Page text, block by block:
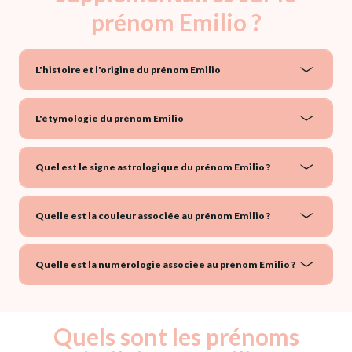
prénom Emilio ?
L'histoire et l'origine du prénom Emilio
L'étymologie du prénom Emilio
Quel est le signe astrologique du prénom Emilio ?
Quelle est la couleur associée au prénom Emilio ?
Quelle est la numérologie associée au prénom Emilio ?
Quels sont les prénoms